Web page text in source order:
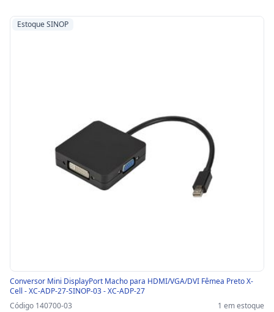
Estoque SINOP
Conversor Mini DisplayPort Macho para HDMI/VGA/DVI Fêmea Preto X-
Cell - XC-ADP-27-SINOP-03 - XC-ADP-27
Código 140700-03
1 em estoque